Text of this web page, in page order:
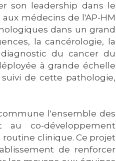
son leadership dans le
médecins de l'AP-HM
dans un grand
la cancérologie, la
du cancer du
à grande échelle
de cette pathologie,
l'ensemble des
co-développement
clinique. Ce projet
de renforcer